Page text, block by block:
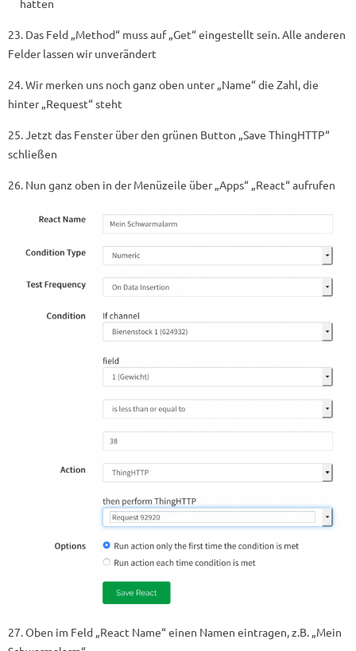
23. Das Feld „Method“ muss auf „Get“ eingestellt sein. Alle anderen
Felder lassen wir unverändert
24. Wir merken uns noch ganz oben unter „Name“ die Zahl, die
hinter „Request“ steht
25. Jetzt das Fenster über den grünen Button „Save ThingHTTP“
schließen
26. Nun ganz oben in der Menüzeile über „Apps“ „React“ aufrufen
27. Oben im Feld „React Name“ einen Namen eintragen, z.B. „Mein